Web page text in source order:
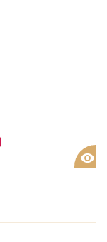
visibility